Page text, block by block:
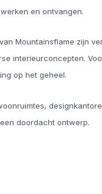
en ontvangen.
Mountainsflame zijn
interieurconcepten.
op het geheel.
doordacht ontwerp.